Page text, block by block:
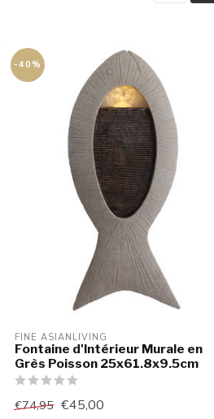
-40%
FINE ASIANLIVING
Fontaine d'Intérieur Murale en
Grès Poisson 25x61.8x9.5cm
€74,95 €45,00